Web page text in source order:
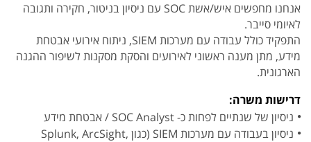
אנחנו מחפשים איש/אשת SOC עם ניסיון בניטור, חקירה ותגובה
לאיומי סייבר.
התפקיד כולל עבודה עם מערכות SIEM, ניתוח אירועי אבטחת
מידע, מתן מענה ראשוני לאירועים והסקת מסקנות לשיפור ההגנה
הארגונית.
דרישות משרה:
ניסיון של שנתיים לפחות כ- SOC Analyst / אבטחת מידע
ניסיון בעבודה עם מערכות SIEM (כגון Splunk, ArcSight,